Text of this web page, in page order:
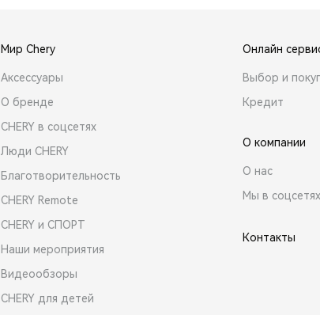
Мир Chery
Аксессуары
О бренде
CHERY в соцсетях
Люди CHERY
Благотворительность
CHERY Remote
CHERY и СПОРТ
Наши мероприятия
Видеообзоры
CHERY для детей
Онлайн
Выбор и
Кредит
О компании
О нас
Мы в соцсетях
Контакты